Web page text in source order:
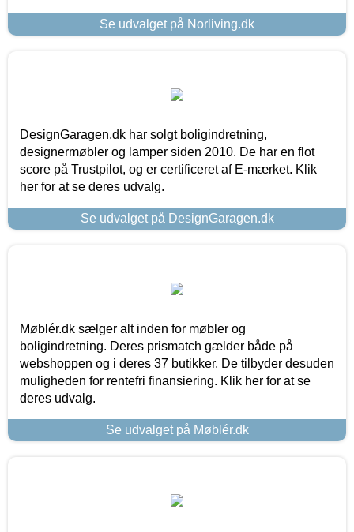
Se udvalget på Norliving.dk
DesignGaragen.dk har solgt boligindretning,
designermøbler og lamper siden 2010. De har en flot
score på Trustpilot, og er certificeret af E-mærket. Klik
her for at se deres udvalg.
Se udvalget på DesignGaragen.dk
Møblér.dk sælger alt inden for møbler og
boligindretning. Deres prismatch gælder både på
webshoppen og i deres 37 butikker. De tilbyder desuden
muligheden for rentefri finansiering. Klik her for at se
deres udvalg.
Se udvalget på Møblér.dk